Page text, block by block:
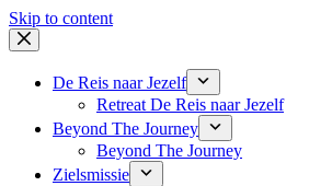
Skip to content
De Reis naar Jezelf
Retreat De Reis naar Jezelf
Beyond The Journey
Beyond The Journey
Zielsmissie